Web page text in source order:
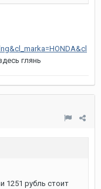
глянь
1251 рубль стоит